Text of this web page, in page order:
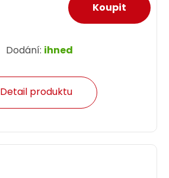
Dodání: ihned
Detail produktu